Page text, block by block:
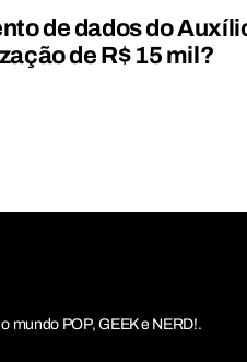
de dados do
de R$ 15 mil?
mundo POP, GEEK e NERD!.